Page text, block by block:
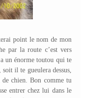
point le nom de mon
par la route c’est vers
un énorme toutou qui te
il te gueulera dessus,
chien. Bon comme tu
entrer chez lui dans le